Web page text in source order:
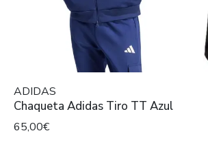
ADIDAS
Chaqueta Adidas Tiro TT Azul
65,00€